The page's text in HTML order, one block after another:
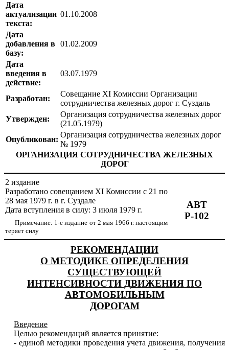
Дата
актуализации
текста:
01.10.2008
Дата
добавления в
базу:
01.02.2009
Дата
введения в
действие:
03.07.1979
Разработан:
Совещание XI Комиссии Организации
сотрудничества железных дорог г. Суздаль
Утвержден:
Организация сотрудничества железных дорог
(21.05.1979)
Опубликован:
Организация сотрудничества железных дорог
№ 1979
ОРГАНИЗАЦИЯ СОТРУДНИЧЕСТВА ЖЕЛЕЗНЫХ
ДОРОГ
2 издание
Разработано совещанием XI Комиссии с 21 по
28 мая 1979 г. в г. Суздале
Дата вступления в силу: 3 июля 1979 г.
Примечание: 1-е издание от2мая 1966 г.настоящим
теряет силу
АВТ
Р-102
РЕКОМЕНДАЦИИ
О МЕТОДИКЕ ОПРЕДЕЛЕНИЯ
СУЩЕСТВУЮЩЕЙ
ИНТЕНСИВНОСТИ ДВИЖЕНИЯ ПО
АВТОМОБИЛЬНЫМ
ДОРОГАМ
Введение
Целью рекомендаций является принятие:
- единой методики проведения учета движения,получения